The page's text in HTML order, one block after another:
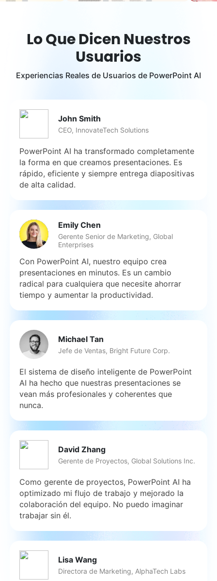
Lo Que Dicen Nuestros
Usuarios
Experiencias Reales de Usuarios de PowerPoint AI
John Smith
CEO, InnovateTech Solutions
PowerPoint AI ha transformado completamente
la forma en que creamos presentaciones. Es
rápido, eficiente y siempre entrega diapositivas
de alta calidad.
Emily Chen
Gerente Senior de Marketing, Global
Enterprises
Con PowerPoint AI, nuestro equipo crea
presentaciones en minutos. Es un cambio
radical para cualquiera que necesite ahorrar
tiempo y aumentar la productividad.
Michael Tan
Jefe de Ventas, Bright Future Corp.
El sistema de diseño inteligente de PowerPoint
AI ha hecho que nuestras presentaciones se
vean más profesionales y coherentes que
nunca.
David Zhang
Gerente de Proyectos, Global Solutions Inc.
Como gerente de proyectos, PowerPoint AI ha
optimizado mi flujo de trabajo y mejorado la
colaboración del equipo. No puedo imaginar
trabajar sin él.
Lisa Wang
Directora de Marketing, AlphaTech Labs